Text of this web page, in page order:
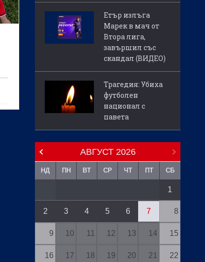
Етър излъга
Марек в мач от
Втора лига,
завършил със
скандал (ВИДЕО)
Трагедия: Убиха
футболен
национал с
павета
АВГУСТ 2026
НД ПН ВТ СР ЧТ ПТ СБ
1
2 3 4 5 6 7 8
9 10 11 12 13 14 15
16 17 18 19 20 21 22